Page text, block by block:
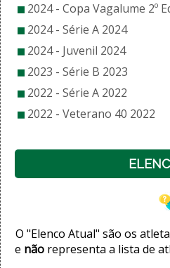
2024 - Copa Vagalume 2º
2024 - Série A 2024
2024 - Juvenil 2024
2023 - Série B 2023
2022 - Série A 2022
2022 - Veterano 40 2022
O "Elenco Atual" são os
e não representa a lista de